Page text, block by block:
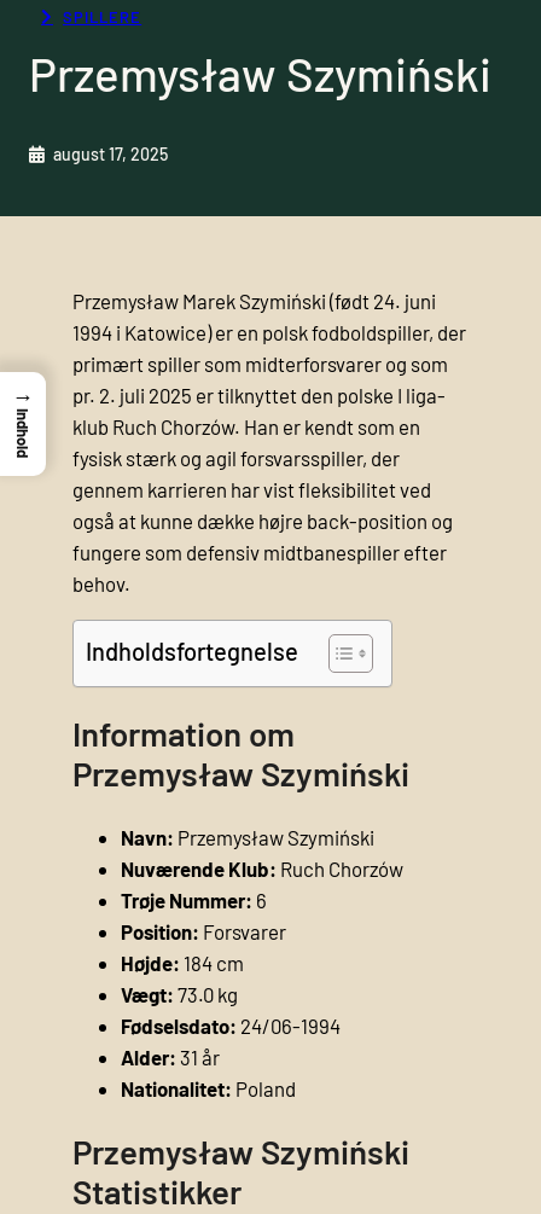
SPILLERE
Przemysław Szymiński
august 17, 2025
Przemysław Marek Szymiński (født 24. juni
1994 i Katowice) er en polsk fodboldspiller, der
primært spiller som midterforsvarer og som
pr. 2. juli 2025 er tilknyttet den polske I liga-
klub Ruch Chorzów. Han er kendt som en
fysisk stærk og agil forsvarsspiller, der
gennem karrieren har vist fleksibilitet ved
også at kunne dække højre back-position og
fungere som defensiv midtbanespiller efter
behov.
Indholdsfortegnelse
Information om
Przemysław Szymiński
Navn: Przemysław Szymiński
Nuværende Klub: Ruch Chorzów
Trøje Nummer: 6
Position: Forsvarer
Højde: 184 cm
Vægt: 73.0 kg
Fødselsdato: 24/06-1994
Alder: 31 år
Nationalitet: Poland
Przemysław Szymiński
Statistikker
→
Indhold